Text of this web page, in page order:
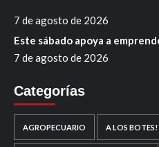
7 de agosto de 2026
Este sábado apoya a
7 de agosto de 2026
Categorías
AGROPECUARIO A LOS BOTES!